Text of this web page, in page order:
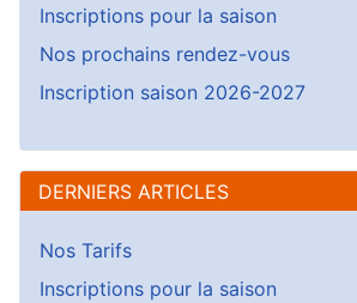
Inscriptions pour la saison
Nos prochains rendez-vous
Inscription saison 2026-2027
DERNIERS ARTICLES
Nos Tarifs
Inscriptions pour la saison